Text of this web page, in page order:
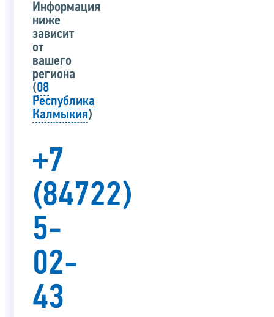
Информация
ниже
зависит
от
вашего
региона
(08
Республика
Калмыкия)
+7
(84722)
5-
02-
43